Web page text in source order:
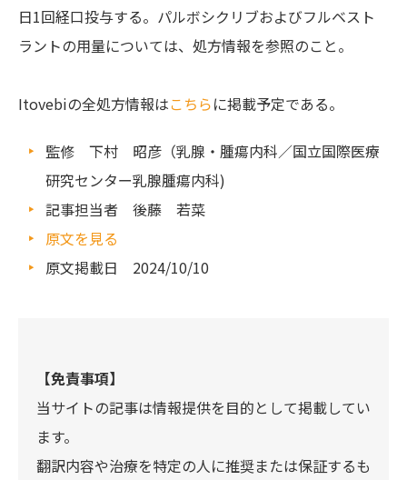
日1回経口投与する。パルボシクリブおよびフルベスト
ラントの用量については、処方情報を参照のこと。
Itovebiの全処方情報はこちらに掲載予定である。
監修 下村 昭彦（乳腺・腫瘍内科／国立国際医療
研究センター乳腺腫瘍内科)
記事担当者 後藤 若菜
原文を見る
原文掲載日 2024/10/10
【免責事項】
当サイトの記事は情報提供を目的として掲載してい
ます。
翻訳内容や治療を特定の人に推奨または保証するも